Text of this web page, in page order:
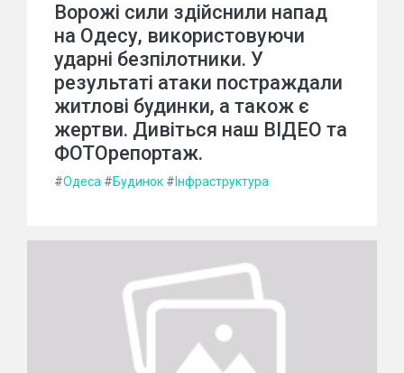
Ворожі сили здійснили напад
на Одесу, використовуючи
ударні безпілотники. У
результаті атаки постраждали
житлові будинки, а також є
жертви. Дивіться наш ВІДЕО та
ФОТОрепортаж.
#Одеса #Будинок # Інфраструктура